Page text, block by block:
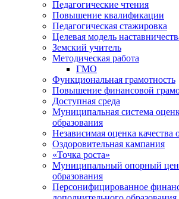
Педагогические чтения
Повышение квалификации
Педагогическая стажировка
Целевая модель
Земский учитель
Методическая работа
ГМО
Функциональная грамотность
Повышение финансовой
Доступная среда
Муниципальная система
образования
Независимая оценка качества
Оздоровительная кампания
«Точка роста»
Муниципальный опорный
образования
Персонифицированное